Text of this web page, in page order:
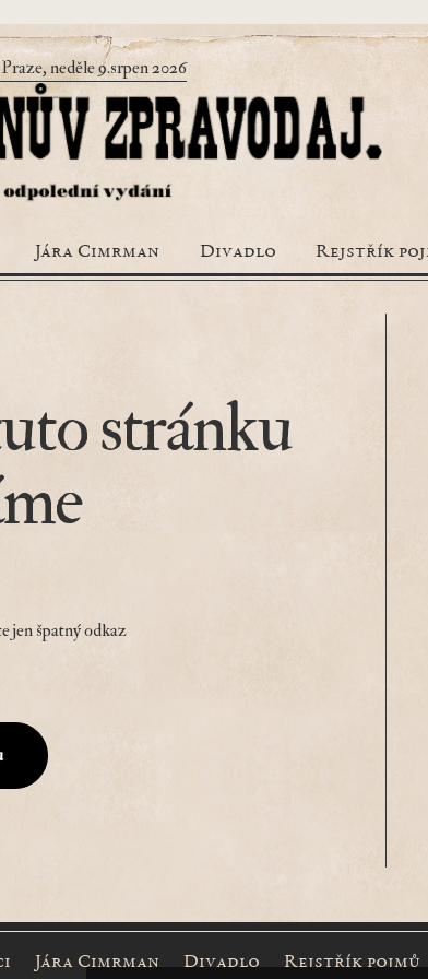
neděle 9.srpen 2026
Jára Cimrman Divadlo Rejstřík
stránku
jen špatný odkaz
Jára Cimrman Divadlo Rejstřík pojmů